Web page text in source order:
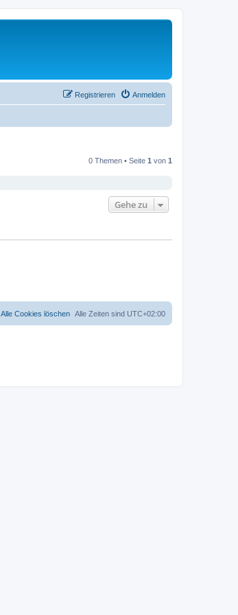
Anmelden
Registrieren
0 Themen • Seite 1 von 1
Gehe zu
Alle Zeiten sind UTC+02:00
Alle Cookies löschen